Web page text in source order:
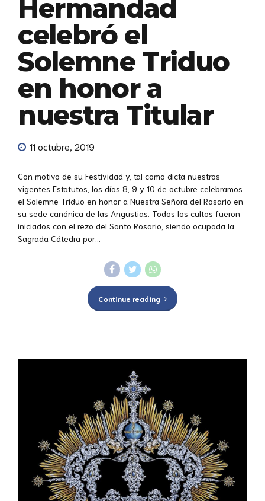
Hermandad
celebró el
Solemne Triduo
en honor a
nuestra Titular
11 octubre, 2019
Con motivo de su Festividad y, tal como dicta nuestros
vigentes Estatutos, los días 8, 9 y 10 de octubre celebramos
el Solemne Triduo en honor a Nuestra Señora del Rosario en
su sede canónica de las Angustias. Todos los cultos fueron
iniciados con el rezo del Santo Rosario, siendo ocupada la
Sagrada Cátedra por...
Continue reading